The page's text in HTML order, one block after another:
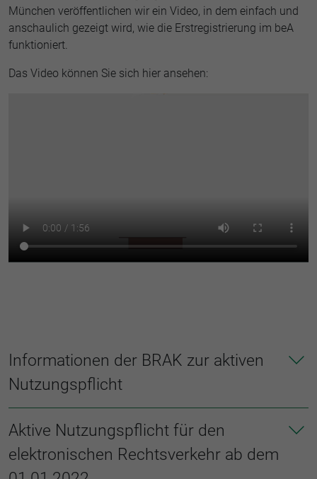
München veröffentlichen wir ein Video, in dem einfach und
anschaulich gezeigt wird, wie die Erstregistrierung im beA
funktioniert.
Das Video können Sie sich hier ansehen:
Informationen der BRAK zur aktiven
Nutzungspflicht
Aktive Nutzungspflicht für den
elektronischen Rechtsverkehr ab dem